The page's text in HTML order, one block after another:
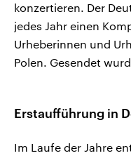
konzertieren. Der
jedes Jahr einen
Urheberinnen und
Polen. Gesendet
Erstaufführung in
Im Laufe der Jahre